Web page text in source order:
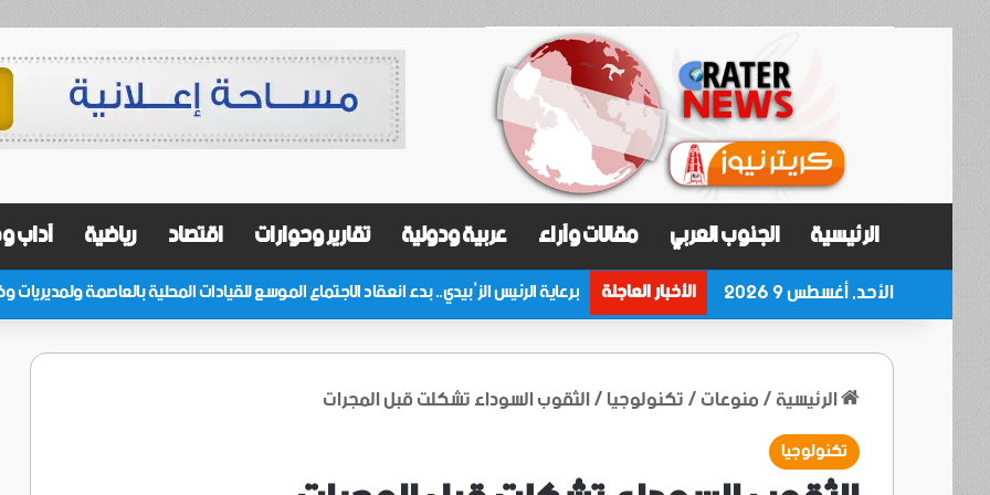
الرئيسية الجنوب العربي مقالات وآراء عربية ودولية تقارير وحوارات اقتصاد رياضية آداب
الأحد, أغسطس 9 2026 الأخبار العاجلة
الرئيسية/منوعات/تكنولوجيا/الثقوب السوداء تشكلت قبل المجرات
تكنولوجيا